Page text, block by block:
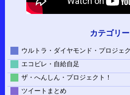
カテゴリー
ウルトラ・ダイヤモンド・プロジェ
エコビレ・自給自足
ザ・へんしん・プロジェクト！
ツイートまとめ